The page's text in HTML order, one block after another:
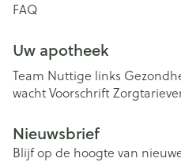
FAQ
Uw apotheek
Team Nuttige links
wachtVoorschrift
Nieuwsbrief
Blijf op de hoogte van